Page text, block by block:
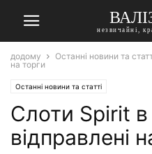
незвичайні,
додому Останні новини та
на торги
Останні новини та статті
Слоти Spirit в
відправлені